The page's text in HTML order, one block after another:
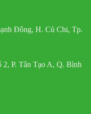
Đông, H. Củ Chi, Tp.
P. Tân Tạo A, Q. Bình